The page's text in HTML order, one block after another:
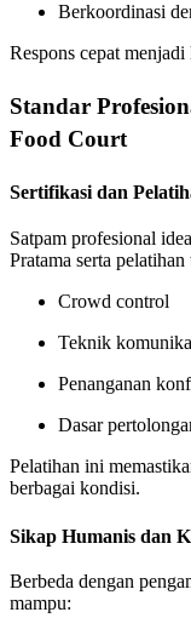
Berkoordinasi
Respons cepat
Standar
Food Court
Sertifikasi dan
Satpam profesional
Pratama serta
Crowd control
Teknik
Penanganan
Dasar
Pelatihan ini
berbagai kondisi.
Sikap Humanis dan
Berbeda dengan
mampu: